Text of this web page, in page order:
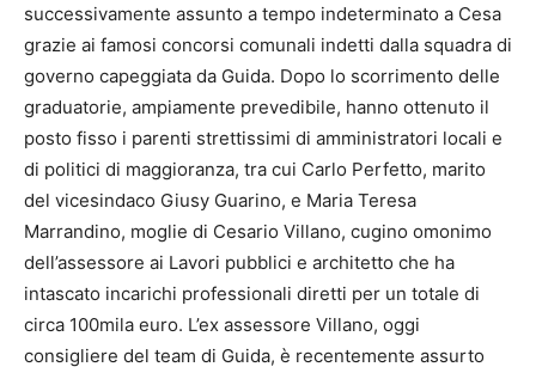
successivamente assunto a tempo indeterminato a Cesa
grazie ai famosi concorsi comunali indetti dalla squadra di
governo capeggiata da Guida. Dopo lo scorrimento delle
graduatorie, ampiamente prevedibile, hanno ottenuto il
posto fisso i parenti strettissimi di amministratori locali e
di politici di maggioranza, tra cui Carlo Perfetto, marito
del vicesindaco Giusy Guarino, e Maria Teresa
Marrandino, moglie di Cesario Villano, cugino omonimo
dell’assessore ai Lavori pubblici e architetto che ha
intascato incarichi professionali diretti per un totale di
circa 100mila euro. L’ex assessore Villano, oggi
consigliere del team di Guida, è recentemente assurto